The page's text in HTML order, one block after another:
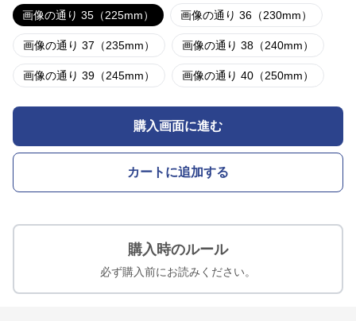
画像の通り 35（225mm） 画像の通り 36（230mm）
画像の通り 37（235mm） 画像の通り 38（240mm）
画像の通り 39（245mm） 画像の通り 40（250mm）
購入画面に進む
カートに追加する
購入時のルール
必ず購入前にお読みください。